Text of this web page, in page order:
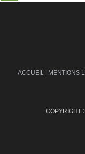
ACCUEIL | MENTIONS
COPYRIGHT